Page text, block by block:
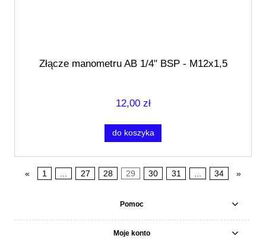
Złącze manometru AB 1/4" BSP - M12x1,5
12,00 zł
do koszyka
« 1 27 28 29 30 31 34 »
Pomoc
Moje konto